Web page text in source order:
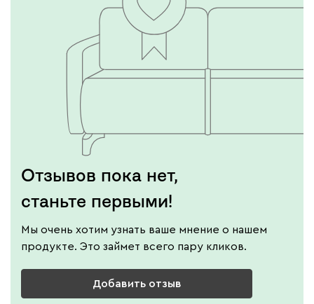
Отзывов пока нет,
станьте первыми!
Мы очень хотим узнать ваше мнение о нашем
продукте. Это займет всего пару кликов.
Добавить отзыв